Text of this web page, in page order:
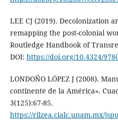
LEE CJ (2019). Decolonization
remapping the post-colonial
Routledge Handbook of
DOI: https://doi.org/10.4324/
LONDOÑO LÓPEZ J (2008).
continente de la América».
3(125):67-85.
https://rilzea.cialc.unam.mx/